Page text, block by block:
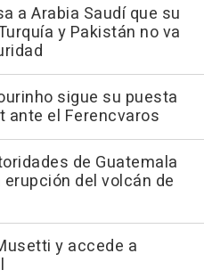
a Arabia Saudí que su
y Pakistán no va
sigue su puesta
ante el Ferencvaros
de Guatemala
del volcán de
y accede a